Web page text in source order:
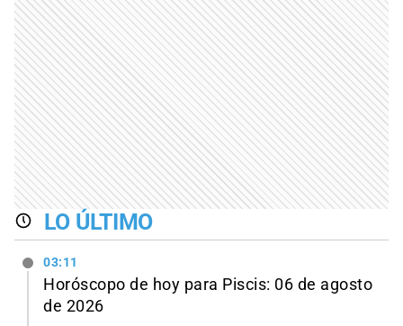
LO ÚLTIMO
03:11
Horóscopo de hoy para Piscis: 06 de agosto
de 2026